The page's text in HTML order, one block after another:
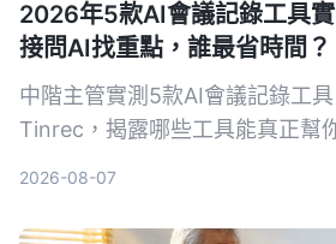
2026年5款AI會議記錄工具
接問AI找重點，誰最省時間？
中階主管實測5款AI會議記錄工
Tinrec，揭露哪些工具能真正幫
記錄幫手。
2026-08-07